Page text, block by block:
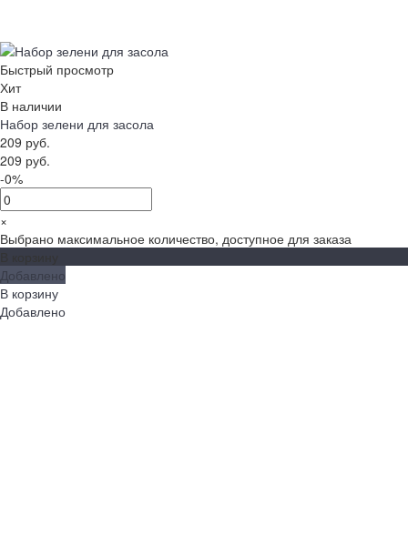
Быстрый просмотр
Хит
В наличии
Набор зелени для засола
209 руб.
209 руб.
-0%
×
Выбрано максимальное количество, доступное для заказа
Добавлено
В корзину
Добавлено